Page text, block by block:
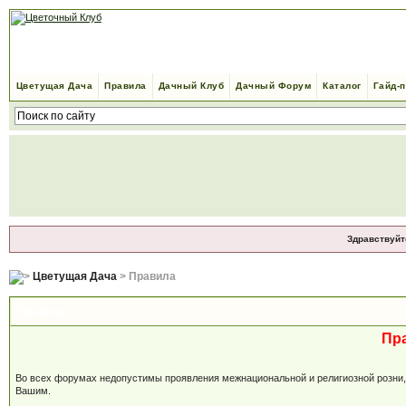
Цветущая Дача Правила Дачный Клуб Дачный Форум Каталог Гайд-
Цветущая Дача> Правила
Во всех форумах недопустимы проявления межнациональной и религиозной
Вашим.